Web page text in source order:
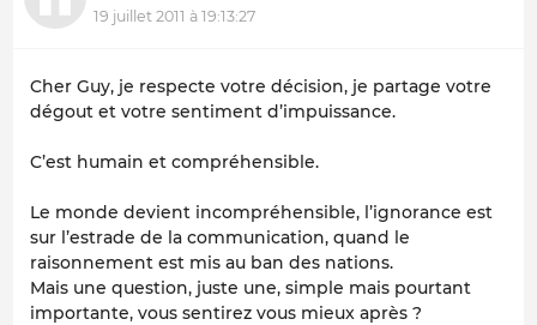
19 juillet 2011 à 19:13:27
Cher Guy, je respecte votre décision, je partage votre
dégout et votre sentiment d’impuissance.
C’est humain et compréhensible.
Le monde devient incompréhensible, l’ignorance est
sur l’estrade de la communication, quand le
raisonnement est mis au ban des nations.
Mais une question, juste une, simple mais pourtant
importante, vous sentirez vous mieux après ?